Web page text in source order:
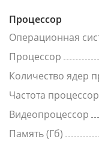
Процессор
Операционная
Процессор
Количество ядер
Частота
Видеопроцессор
Память (Гб)